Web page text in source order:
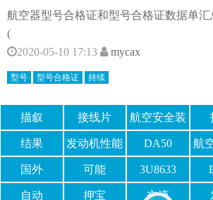
航空器型号合格证和型号合格证数据单汇
(
2020-05-10 17:13
mycax
型号 型号合格证 持续
描叙 接线片 航空安全装
置
结果 发动机性能 DA50 航
国外 可能 3U8633
自动 押宝 交流